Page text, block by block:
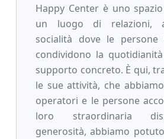
Happy Center è uno
un luogo di relazioni,
socialità dove le persone
condividono la
supporto concreto. È qui,
le sue attività, che
operatori e le persone
loro straordinaria
generosità, abbiamo